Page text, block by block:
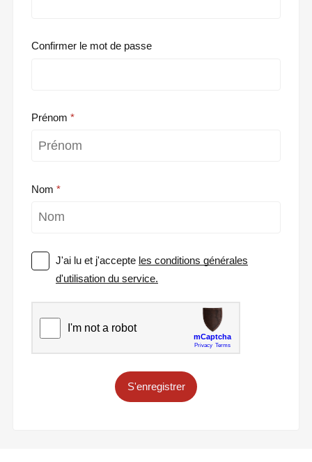
Confirmer le mot de passe
Prénom
Nom
J'ai lu et j'accepte les conditions générales
d'utilisation du service.
S'enregistrer